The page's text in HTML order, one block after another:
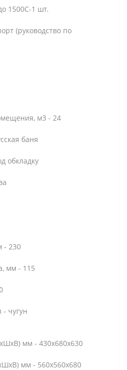
1500С-1 шт.
(руководство по
м3 - 24
баня
обкладку
- 230
мм - 115
чугун
мм - 430х680х630
мм - 560х560х680